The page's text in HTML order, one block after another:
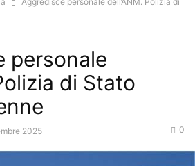
personale
di Stato
2025 0